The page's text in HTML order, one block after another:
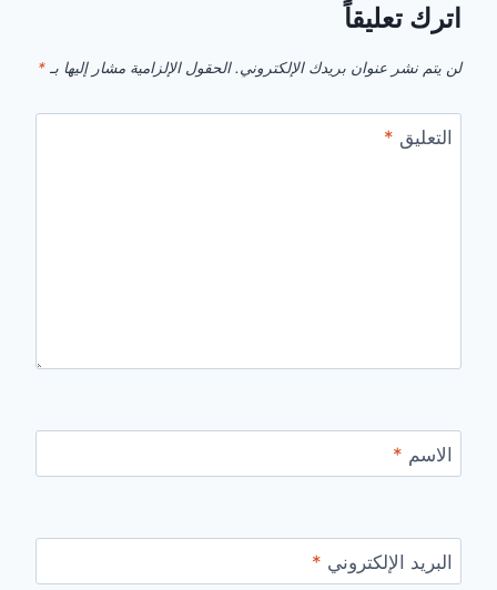
اترك تعليقاً
لن يتم نشر عنوان بريدك الإلكتروني. الحقول الإلزامية مشار إليها بـ *
التعليق *
الاسم *
البريد الإلكتروني *